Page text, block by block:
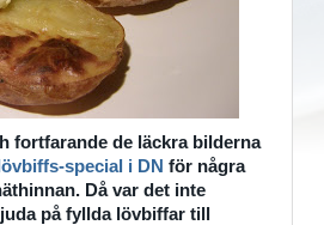
fortfarande de läckra bilderna
special i DN för några
Då var det inte
på fyllda lövbiffar till